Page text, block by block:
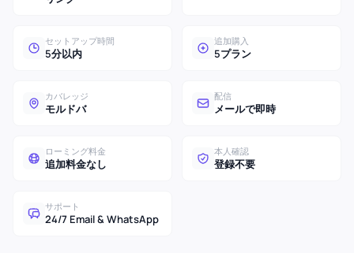
セットアップ時間
5分以内
追加購入
5プラン
カバレッジ
モルドバ
配信
メールで即時
ローミング料金
追加料金なし
本人確認
登録不要
サポート
24/7 Email & WhatsApp